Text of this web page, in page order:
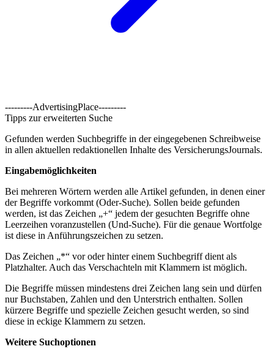
---------AdvertisingPlace---------
Tipps zur erweiterten Suche
Gefunden werden Suchbegriffe in der eingegebenen Schreibweise
in allen aktuellen redaktionellen Inhalte des VersicherungsJournals.
Eingabemöglichkeiten
Bei mehreren Wörtern werden alle Artikel gefunden, in denen einer
der Begriffe vorkommt (Oder-Suche). Sollen beide gefunden
werden, ist das Zeichen „+“ jedem der gesuchten Begriffe ohne
Leerzeihen voranzustellen (Und-Suche). Für die genaue Wortfolge
ist diese in Anführungszeichen zu setzen.
Das Zeichen „*“ vor oder hinter einem Suchbegriff dient als
Platzhalter. Auch das Verschachteln mit Klammern ist möglich.
Die Begriffe müssen mindestens drei Zeichen lang sein und dürfen
nur Buchstaben, Zahlen und den Unterstrich enthalten. Sollen
kürzere Begriffe und spezielle Zeichen gesucht werden, so sind
diese in eckige Klammern zu setzen.
Weitere Suchoptionen